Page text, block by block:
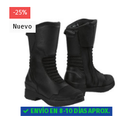
-25%
Nuevo
ENVÍO EN 8-10 DÍAS APROX.